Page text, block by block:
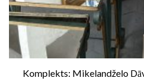
Komplekts: Mikelandželo